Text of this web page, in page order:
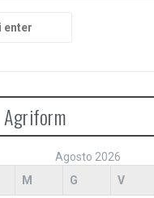
Agriform
Agosto 2026
M G V